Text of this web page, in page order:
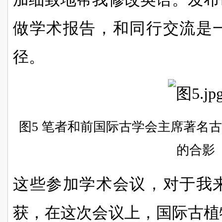
做学术报告，和同行交流是
径。
图5 笔者和前国际古学会主席著名
的合影
这些参加学术会议，对于我
获，在这次会议上，国际古